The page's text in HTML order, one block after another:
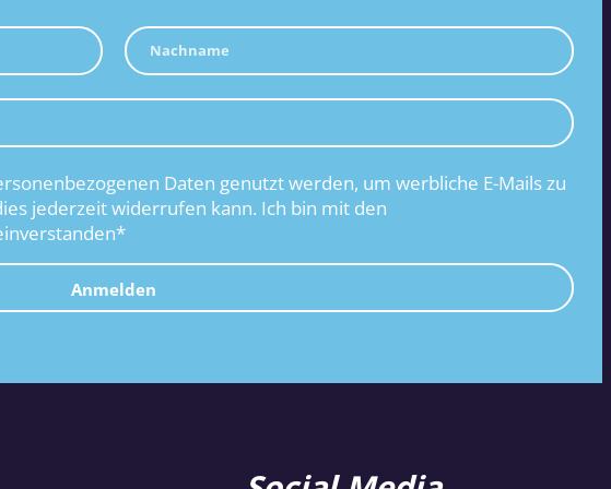
Daten genutzt werden, um werbliche E-Mails zu
jederzeit widerrufen kann. Ich bin mit den
Anmelden